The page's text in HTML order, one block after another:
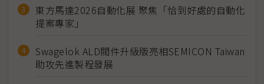
東方馬達2026自動化展 聚焦「恰到好處的自動化
提案專家」
Swagelok ALD閥件升級版亮相SEMICON Taiwan
助攻先進製程發展